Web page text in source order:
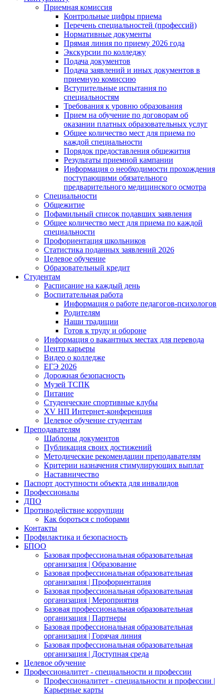
Приемная комиссия
Контрольные цифры приема
Перечень специальностей (профессий)
Нормативные документы
Прямая линия по приему 2026 года
Экскурсии по колледжу
Подача документов
Подача заявлений и иных документов в
приемную комиссию
Вступительные испытания по
специальностям
Требования к уровню образования
Прием на обучение по договорам об
оказании платных образовательных услуг
Общее количество мест для приема по
каждой специальности
Порядок предоставления общежития
Результаты приемной кампании
Информация о необходимости прохождения
поступающими обязательного
предварительного медицинского осмотра
Специальности
Общежитие
Пофамильный список подавших заявления
Общее количество мест для приема по каждой
специальности
Профориентация школьников
Статистика поданных заявлений 2026
Целевое обучение
Образовательный кредит
Студентам
Расписание на каждый день
Воспитательная работа
Информация о работе педагогов-психологов
Родителям
Наши традиции
Готов к труду и обороне
Информация о вакантных местах для перевода
Центр карьеры
Видео о колледже
ЕГЭ 2026
Дорожная безопасность
Музей ТСПК
Питание
Студенческие спортивные клубы
XV НП Интернет-конференция
Целевое обучение студентам
Преподавателям
Шаблоны документов
Публикация своих достижений
Методические рекомендации преподавателям
Критерии назначения стимулирующих выплат
Наставничество
Паспорт доступности объекта для инвалидов
Профессионалы
ДПО
Противодействие коррупции
Как бороться с поборами
Контакты
Профилактика и безопасность
БПОО
Базовая профессиональная образовательная
организация | Образование
Базовая профессиональная образовательная
организация | Профориентация
Базовая профессиональная образовательная
организация | Мероприятия
Базовая профессиональная образовательная
организация | Партнеры
Базовая профессиональная образовательная
организация | Горячая линия
Базовая профессиональная образовательная
организация | Доступная среда
Целевое обучение
Профессионалитет - специальности и профессии
Профессионалитет - специальности и профессии |
Карьерные карты